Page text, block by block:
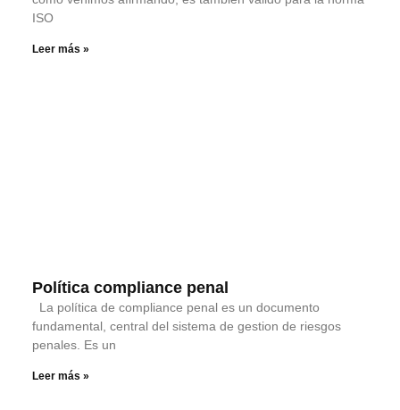
ISO
Leer más »
Política compliance penal
La política de compliance penal es un documento
fundamental, central del sistema de gestion de riesgos
penales. Es un
Leer más »